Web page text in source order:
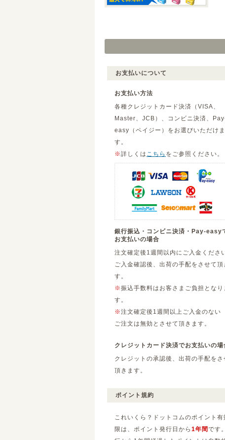
お支払いについて
お支払い方法
各種クレジットカード決済（VISA、
Master、JCB）、コンビニ決済、
easy（ペイジー）をお選びいただけま
す。
※詳しくは こちら をご参照ください。
銀行振込・コンビニ決済・Pay-easy
お支払いの場合
注文確定後1週間以内にご入金くださ
ご入金確認後、出荷の手配をさせて頂
す。
※振込手数料はお客さまご負担となり
す。
※注文確定後1週間以上ご入金のない
ご注文は無効とさせて頂きます。
クレジットカード決済でお支払いの場
クレジットの承認後、出荷の手配をさ
頂きます。
ポイント規約
これいくら？ドットコムのポイント有
限は、ポイント発行日から 1年間です